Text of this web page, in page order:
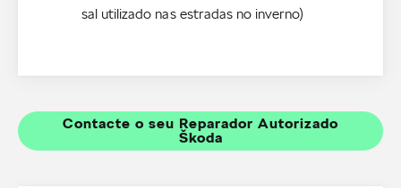
Contacte o seu Reparador Autorizado
Škoda